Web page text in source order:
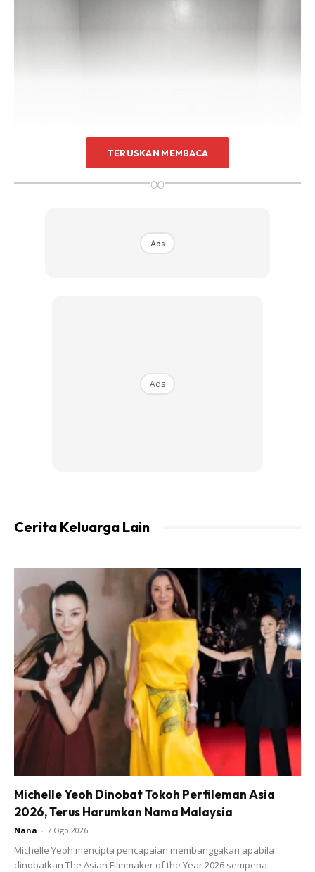
TERUSKAN MEMBACA
∞
Ads
Ads
Cerita Keluarga Lain
Michelle Yeoh Dinobat Tokoh Perfileman Asia
2026, Terus Harumkan Nama Malaysia
Nana - 7 Ogo 2026
Michelle Yeoh mencipta pencapaian membanggakan apabila
dinobatkan The Asian Filmmaker of the Year 2026 sempena